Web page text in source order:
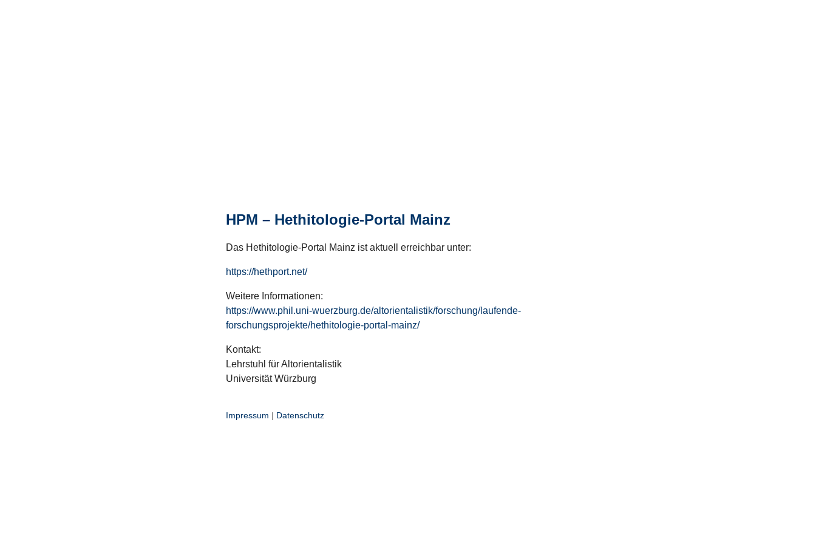
HPM – Hethitologie-Portal Mainz
Das Hethitologie-Portal Mainz ist aktuell erreichbar unter:
https://hethport.net/
Weitere Informationen:
https://www.phil.uni-wuerzburg.de/altorientalistik/forschung/laufende-
forschungsprojekte/hethitologie-portal-mainz/
Kontakt:
Lehrstuhl für Altorientalistik
Universität Würzburg
Impressum | Datenschutz